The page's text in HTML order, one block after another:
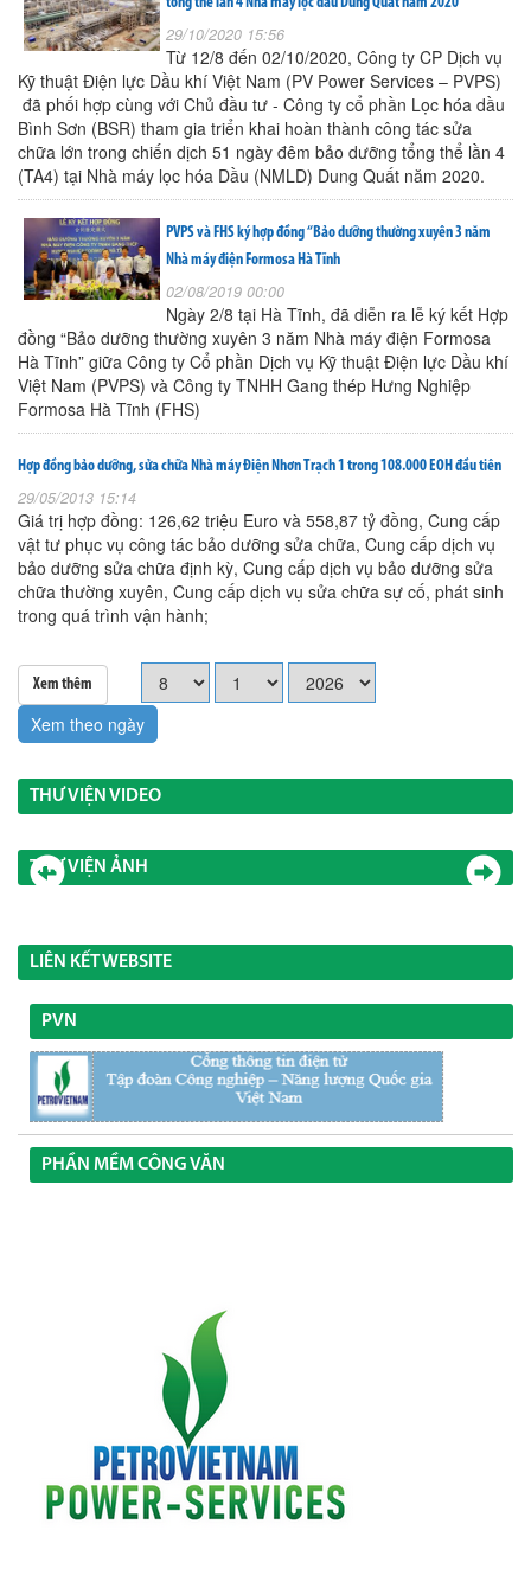
29/10/2020 15:56
Từ 12/8 đến 02/10/2020, Công ty CP Dịch vụ
Kỹ thuật Điện lực Dầu khí Việt Nam (PV Power Services – PVPS)
đã phối hợp cùng với Chủ đầu tư - Công ty cổ phần Lọc hóa dầu
Bình Sơn (BSR) tham gia triển khai hoàn thành công tác sửa
chữa lớn trong chiến dịch 51 ngày đêm bảo dưỡng tổng thể lần 4
(TA4) tại Nhà máy lọc hóa Dầu (NMLD) Dung Quất năm 2020.
PVPS và FHS ký hợp đồng “Bảo dưỡng thường xuyên 3 năm
Nhà máy điện Formosa Hà Tĩnh
02/08/2019 00:00
Ngày 2/8 tại Hà Tĩnh, đã diễn ra lễ ký kết Hợp
đồng “Bảo dưỡng thường xuyên 3 năm Nhà máy điện Formosa
Hà Tĩnh” giữa Công ty Cổ phần Dịch vụ Kỹ thuật Điện lực Dầu khí
Việt Nam (PVPS) và Công ty TNHH Gang thép Hưng Nghiệp
Formosa Hà Tĩnh (FHS)
Hợp đồng bảo dưỡng, sửa chữa Nhà máy Điện Nhơn Trạch 1 trong 108.000 EOH đầu tiên
29/05/2013 15:14
Giá trị hợp đồng: 126,62 triệu Euro và 558,87 tỷ đồng, Cung cấp
vật tư phục vụ công tác bảo dưỡng sửa chữa, Cung cấp dịch vụ
bảo dưỡng sửa chữa định kỳ, Cung cấp dịch vụ bảo dưỡng sửa
chữa thường xuyên, Cung cấp dịch vụ sửa chữa sự cố, phát sinh
trong quá trình vận hành;
Xem thêm
Xem theo ngày
THƯ VIỆN VIDEO
THƯ VIỆN ẢNH
LIÊN KẾT WEBSITE
PVN
PHẦN MỀM CÔNG VĂN